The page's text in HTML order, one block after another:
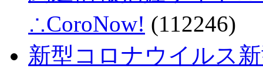
∴CoroNow! (112246)
新型コロナウイルス